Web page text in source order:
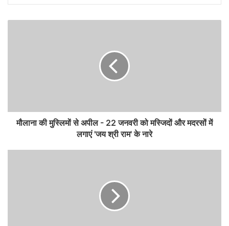
मौलाना की मुस्लिमों से अपील - 22 जनवरी को मस्जिदों और मदरसों में
लगाएं 'जय श्री राम' के नारे